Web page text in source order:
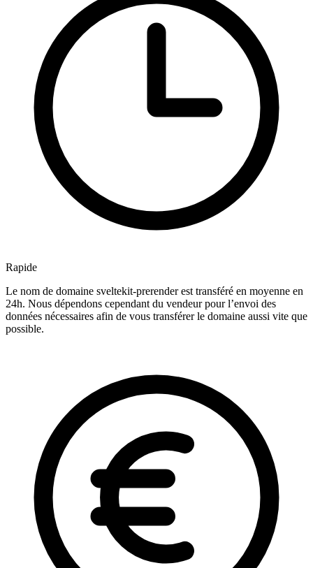
Rapide
Le nom de domaine sveltekit-prerender est transféré en moyenne en
24h. Nous dépendons cependant du vendeur pour l’envoi des
données nécessaires afin de vous transférer le domaine aussi vite que
possible.